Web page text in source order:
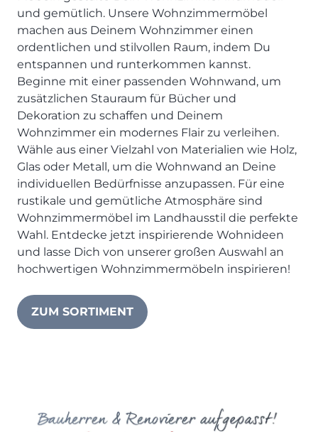
Einzelbetten & Futonbetten
Folie & Lack
ALLES ANZEIGEN
KLEINMÖBEL & DIELE
Einzelmöbel & Schuhschränke
Dielenprogramme
Couchtische
Spiegel
ALLES ANZEIGEN
JUGENDZIMMER
Henders & Hazel Katalog
Henders & Hazel Prospekt
SALE
Prisma Journal
Möbelverkäufer (m/w/d)
Marketing-Manager (m/w/d)
Küchenfachberater (m/w/d)
Schreiner/Monteur (m/w/d)
Kurzbewerbung senden
KONTAKT & FORMULARE
Kontakt
Beratungstermin vereinbaren
Auftragsstatus anfordern
Wunsch-Liefertermin
und gemütlich. Unsere Wohnzimmermöbel
machen aus Deinem Wohnzimmer einen
ordentlichen und stilvollen Raum, indem Du
entspannen und runterkommen kannst.
Beginne mit einer passenden Wohnwand, um
zusätzlichen Stauraum für Bücher und
Dekoration zu schaffen und Deinem
Wohnzimmer ein modernes Flair zu verleihen.
Wähle aus einer Vielzahl von Materialien wie Holz,
Glas oder Metall, um die Wohnwand an Deine
individuellen Bedürfnisse anzupassen. Für eine
rustikale und gemütliche Atmosphäre sind
Wohnzimmermöbel im Landhausstil die perfekte
Wahl. Entdecke jetzt inspirierende Wohnideen
und lasse Dich von unserer großen Auswahl an
hochwertigen Wohnzimmermöbeln inspirieren!
ZUM SORTIMENT